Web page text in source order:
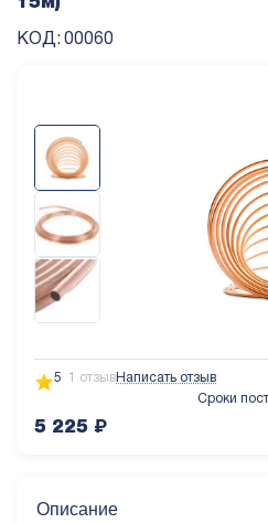
15м)
КОД: 00060
5 1 отзывНаписать отзыв
Сроки
5 225 ₽
Описание